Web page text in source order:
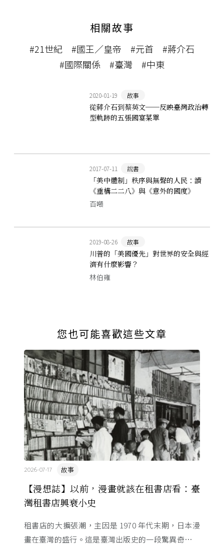
相關故事
#21世紀 #國王／皇帝 #元首
#蔣介石
#國際關係
#臺灣 #中東
2020-01-19 故事
從蔣介石到蔡英文──反映臺灣政治轉
型軌跡的五張國宴菜單
2017-07-11 說書
「美中體制」秩序與無聲的人民：讀
《重構二二八》與《意外的國度》
百噸
2019-08-26 故事
川普的「美國優先」對世界的安全與經
濟有什麼影響？
林伯雍
您也可能喜歡這些文章
【漫想誌】以前，漫畫就該在租書店看：臺
灣租書店興衰小史
故事
2026-07-17
租書店的大擴張潮，主因是 1970 年代末期，日本漫
畫在臺灣的盛行。這是臺灣出版史的一段驚異奇航。